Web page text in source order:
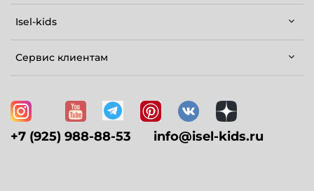
Isel-kids
Сервис клиентам
+7 (925) 988-88-53 info@isel-kids.ru